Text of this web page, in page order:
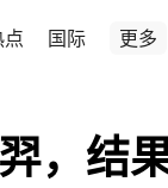
国际 更多
，结